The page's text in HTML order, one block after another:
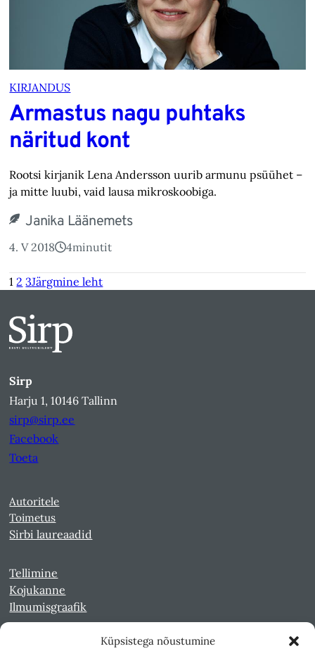
Küpsistega nõustumine
KIRJANDUS
Armastus nagu puhtaks
näritud kont
Rootsi kirjanik Lena Andersson uurib armunu psüühet –
ja mitte luubi, vaid lausa mikroskoobiga.
Janika Läänemets
4. V 2018 4minutit
1 2 3Järgmine leht
Sirp
Harju 1, 10146 Tallinn
sirp@sirp.ee
Facebook
Toeta
Autoritele
Toimetus
Sirbi laureaadid
Tellimine
Kojukanne
Ilmumisgraafik